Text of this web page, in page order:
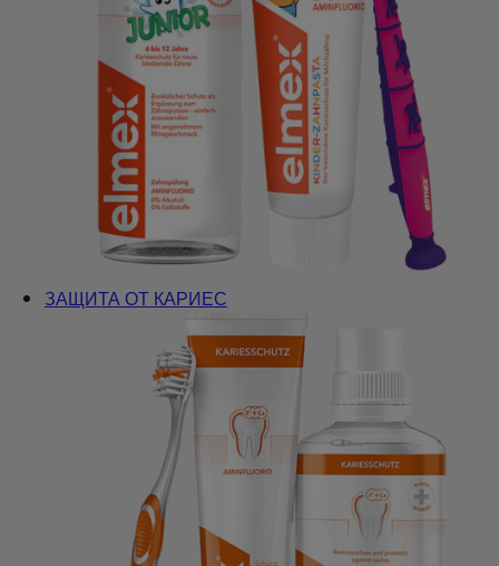
ЗАЩИТА ОТ КАРИЕС